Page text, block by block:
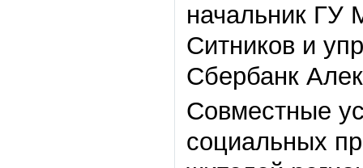
начальник ГУ
Ситников и
Сбербанк
Совместные
социальных